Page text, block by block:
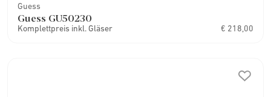
Guess
Guess GU50230
Komplettpreis inkl. Gläser € 218,00